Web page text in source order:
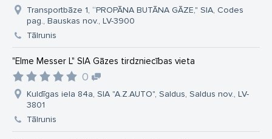
Transportbāze 1, “PROPĀNA BUTĀNA GĀZE," SIA, Codes
pag., Bauskas nov., LV-3900
Tālrunis
"Elme Messer L" SIA Gāzes tirdzniecības vieta
0
Kuldīgas iela 84a, SIA "A.Z.AUTO", Saldus, Saldus nov., LV-
3801
Tālrunis